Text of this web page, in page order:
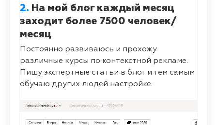
2. На мой блог каждый месяц
заходит более 7500 человек/
месяц
Постоянно развиваюсь и прохожу
различные курсы по контекстной рекламе.
Пишу экспертные статьи в блог и тем самым
обучаю других людей настройке.